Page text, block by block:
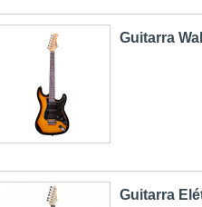
Guitarra
Guitarra